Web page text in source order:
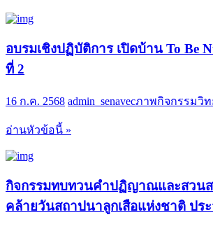
อบรมเชิงปฏิบัติการ เปิดบ้าน To Be
ที่ 2
16 ก.ค. 2568 admin_senavecภาพกิจกรรมวิท
อ่านหัวข้อนี้ »
กิจกรรมทบทวนคำปฏิญาณและสวนส
คล้ายวันสถาปนาลูกเสือแห่งชาติ ประ